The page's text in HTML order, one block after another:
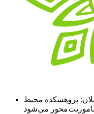
پژوهشکده محیط
محور می شود